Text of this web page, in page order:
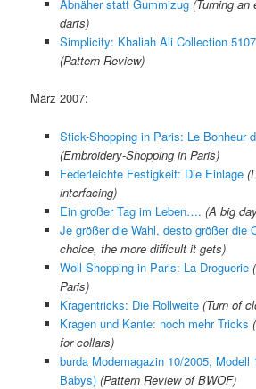
Abnäher statt Gummizug (Turning an
darts)
Simplicity: Khaliah Ali Collection
(Pattern Review)
März 2007:
Stick-Shopping in Paris: Le Bonheur
(Embroidery-Shopping in Paris)
Federleichte Festigkeit: Die Einlage
interfacing)
Ein großer Tag im Leben…. (A big
Je größer die Wahl, desto größer die
choice, the more difficult it gets)
Woll-Shopping in Paris: La Droguerie
Paris)
Kragentricks: Die Rollweite (Turn of
Kragen und Kante: noch mehr Tricks
for collars)
burda Modemagazin 10/2005, Modell
Babys) (Pattern Review of BWOF)